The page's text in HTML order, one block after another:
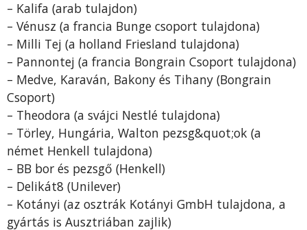
– Kalifa (arab tulajdon)
– Vénusz (a francia Bunge csoport tulajdona)
– Milli Tej (a holland Friesland tulajdona)
– Pannontej (a francia Bongrain Csoport tulajdona)
– Medve, Karaván, Bakony és Tihany (Bongrain
Csoport)
– Theodora (a svájci Nestlé tulajdona)
– Törley, Hungária, Walton pezsg&quot;ok (a
német Henkell tulajdona)
– BB bor és pezsgő (Henkell)
– Delikát8 (Unilever)
– Kotányi (az osztrák Kotányi GmbH tulajdona, a
gyártás is Ausztriában zajlik)